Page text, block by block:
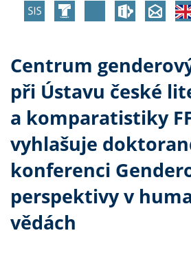
Centrum
při Ústavu české
a komparatistiky
vyhlašuje
konferenci
perspektivy v
vědách